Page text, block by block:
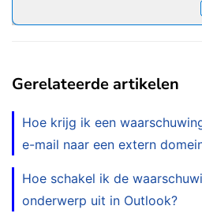
Gerelateerde artikelen
Hoe krijg ik een
e-mail naar een extern
Hoe schakel ik de
onderwerp uit in Outlook?